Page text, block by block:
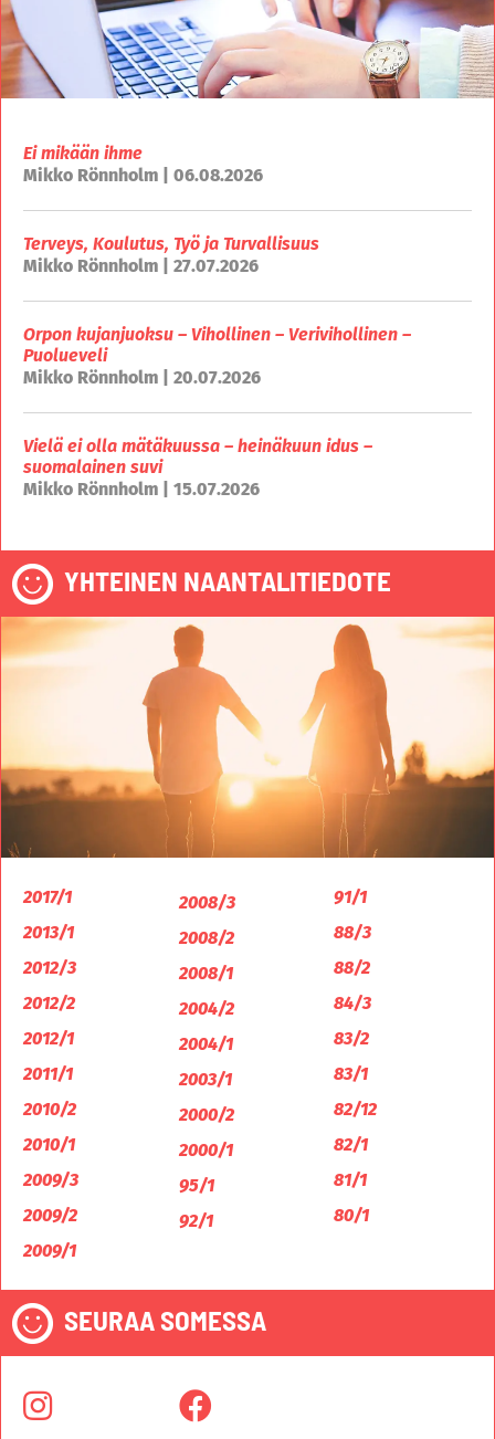
Ei mikään ihme
Mikko Rönnholm | 06.08.2026
Terveys, Koulutus, Työ ja Turvallisuus
Mikko Rönnholm | 27.07.2026
Orpon kujanjuoksu – Vihollinen – Verivihollinen –
Puolueveli
Mikko Rönnholm | 20.07.2026
Vielä ei olla mätäkuussa – heinäkuun idus –
suomalainen suvi
Mikko Rönnholm | 15.07.2026
YHTEINEN NAANTALITIEDOTE
2017/1
2013/1
2012/3
2012/2
2012/1
2011/1
2010/2
2010/1
2009/3
2009/2
2009/1
2008/3
2008/2
2008/1
2004/2
2004/1
2003/1
2000/2
2000/1
95/1
92/1
91/1
88/3
88/2
84/3
83/2
83/1
82/12
82/1
81/1
80/1
SEURAA SOMESSA